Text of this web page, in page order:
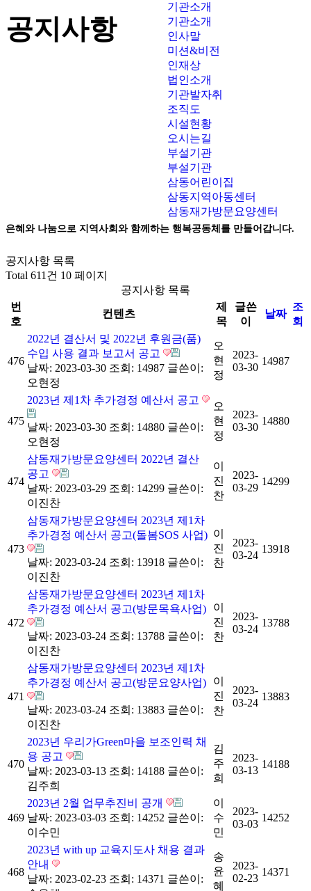
기관소개
기관소개
인사말
미션&비전
인재상
법인소개
기관발자취
조직도
시설현황
오시는길
부설기관
부설기관
삼동어린이집
삼동지역아동센터
삼동재가방문요양센터
공지사항
은혜와 나눔으로 지역사회와 함께하는 행복공동체를 만들어갑니다.
공지사항 목록
Total 611건 10 페이지
공지사항 목록
번
호
컨텐츠
제
목
글쓴
이
날짜
조
회
476
2022년 결산서 및 2022년 후원금(품)
수입 사용 결과 보고서 공고
날짜: 2023-03-30 조회: 14987 글쓴이:
오현정
오
현
정
2023-
03-30
14987
475
2023년 제1차 추가경정 예산서 공고
날짜: 2023-03-30 조회: 14880 글쓴이:
오현정
오
현
정
2023-
03-30
14880
474
삼동재가방문요양센터 2022년 결산
공고
날짜: 2023-03-29 조회: 14299 글쓴이:
이진찬
이
진
찬
2023-
03-29
14299
473
삼동재가방문요양센터 2023년 제1차
추가경정 예산서 공고(돌봄SOS 사업)
날짜: 2023-03-24 조회: 13918 글쓴이:
이진찬
이
진
찬
2023-
03-24
13918
472
삼동재가방문요양센터 2023년 제1차
추가경정 예산서 공고(방문목욕사업)
날짜: 2023-03-24 조회: 13788 글쓴이:
이진찬
이
진
찬
2023-
03-24
13788
471
삼동재가방문요양센터 2023년 제1차
추가경정 예산서 공고(방문요양사업)
날짜: 2023-03-24 조회: 13883 글쓴이:
이진찬
이
진
찬
2023-
03-24
13883
470
2023년 우리가Green마을 보조인력 채
용 공고
날짜: 2023-03-13 조회: 14188 글쓴이:
김주희
김
주
희
2023-
03-13
14188
469
2023년 2월 업무추진비 공개
날짜: 2023-03-03 조회: 14252 글쓴이:
이수민
이
수
민
2023-
03-03
14252
468
2023년 with up 교육지도사 채용 결과
안내
날짜: 2023-02-23 조회: 14371 글쓴이:
송
윤
혜
2023-
02-23
14371